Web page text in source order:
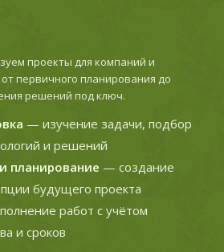
проекты для компаний и
первичного планирования до
решений под ключ.
— изучение задачи, подбор
и решений
планирование — создание
будущего проекта
работ с учётом
и сроков